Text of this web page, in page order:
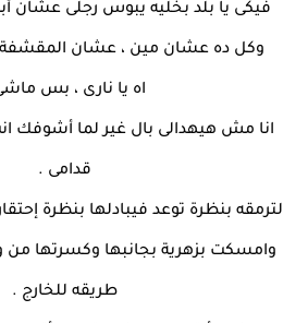
فيكى يا بلد بخليه يبوس رجلى
وكل ده عشان مين ، عشان المقشفة
اه يا نارى ، بس
انا مش هيهدالى بال غير لما أشوفك
قدامى .
لترمقه بنظرة توعد فيبادلها بنظرة
وامسكت بزهرية بجانبها وكسرتها من
طريقه للخارج .